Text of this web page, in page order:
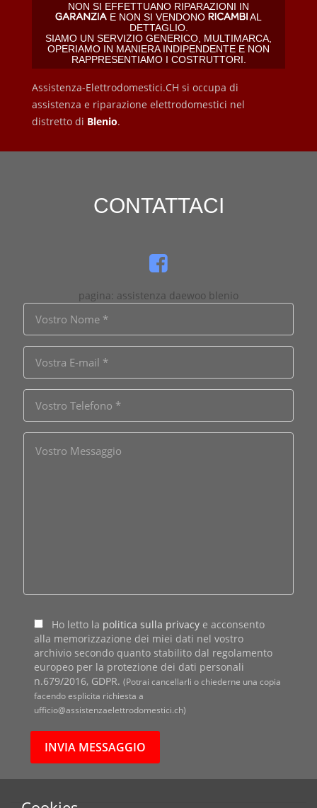
NON SI EFFETTUANO RIPARAZIONI IN
E NON SI VENDONO
AL
DETTAGLIO.
SIAMO UN SERVIZIO GENERICO, MULTIMARCA,
OPERIAMO IN MANIERA INDIPENDENTE E NON
RAPPRESENTIAMO I COSTRUTTORI.
Assistenza-Elettrodomestici.CH si occupa di
assistenza e riparazione elettrodomestici nel
distretto di Blenio.
CONTATTACI
pagina: assistenza daewoo blenio
Ho letto la politica sulla privacy e acconsento
alla memorizzazione dei miei dati nel vostro
archivio secondo quanto stabilito dal regolamento
europeo per la protezione dei dati personali
n.679/2016, GDPR. (Potrai cancellarli o chiederne una copia
facendo esplicita richiesta a
ufficio@assistenzaelettrodomestici.ch)